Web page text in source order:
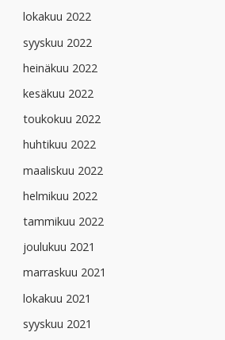
lokakuu 2022
syyskuu 2022
heinäkuu 2022
kesäkuu 2022
toukokuu 2022
huhtikuu 2022
maaliskuu 2022
helmikuu 2022
tammikuu 2022
joulukuu 2021
marraskuu 2021
lokakuu 2021
syyskuu 2021